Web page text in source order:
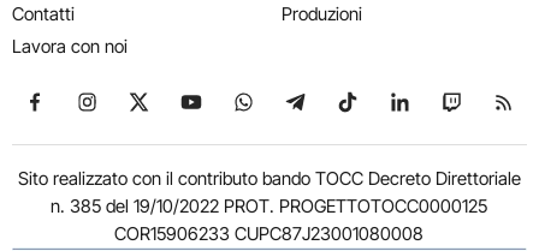
Contatti
Lavora con noi
Produzioni
Seguici su Facebook
Seguici su Instagram
Seguici su X
Seguici su YouTube
Seguici su WhatsApp
Seguici su Telegram
Seguici su TikTok
Seguici su
Seguici
Sito realizzato con il contributo bando TOCC Decreto Direttoriale
n. 385 del 19/10/2022 PROT. PROGETTOTOCC0000125
COR15906233 CUPC87J23001080008